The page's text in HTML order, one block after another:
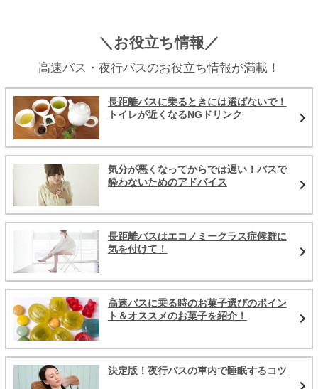
＼お役立ち情報／
高速バス・夜行バスのお役立ち情報が満載！
長距離バスに乗るときには選ばないで！
トイレが近くなるNGドリンク
気分が悪くなってからでは遅い！バスで
酔わないためのアドバイス
長距離バスはエコノミークラス症候群に
気を付けて！
高速バスに乗る時のお菓子選びのポイン
ト＆オススメのお菓子を紹介！
決定版！夜行バスの車内で睡眠するコツ